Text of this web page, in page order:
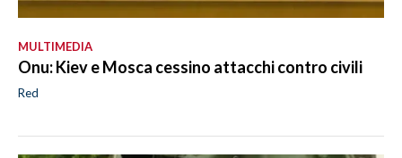
MULTIMEDIA
Onu: Kiev e Mosca cessino attacchi contro civili
Red